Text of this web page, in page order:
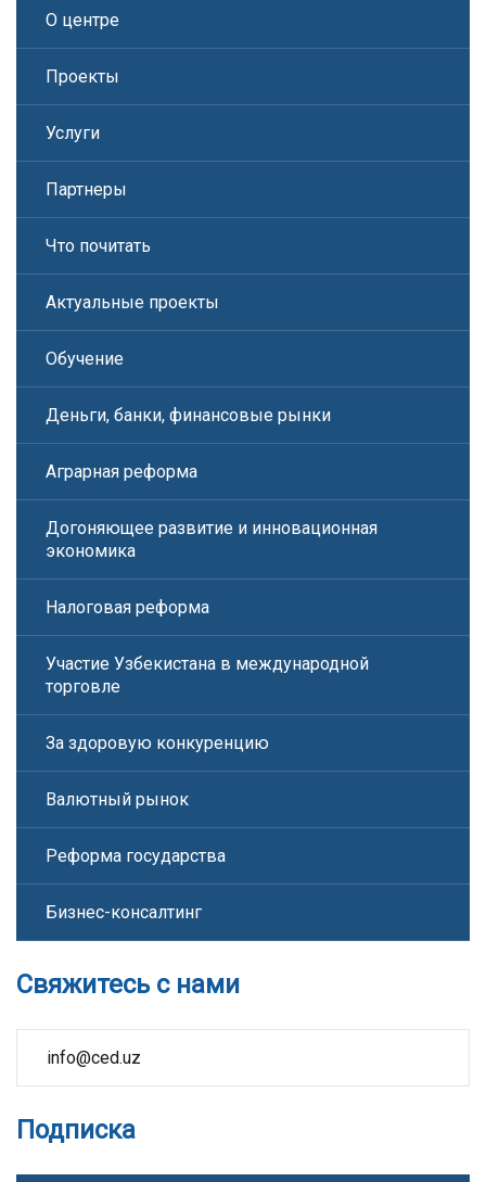
О центре
Проекты
Услуги
Партнеры
Что почитать
Актуальные проекты
Обучение
Деньги, банки, финансовые рынки
Аграрная реформа
Догоняющее развитие и инновационная
экономика
Налоговая реформа
Участие Узбекистана в международной
торговле
За здоровую конкуренцию
Валютный рынок
Реформа государства
Бизнес-консалтинг
Свяжитесь с нами
info@ced.uz
Подписка